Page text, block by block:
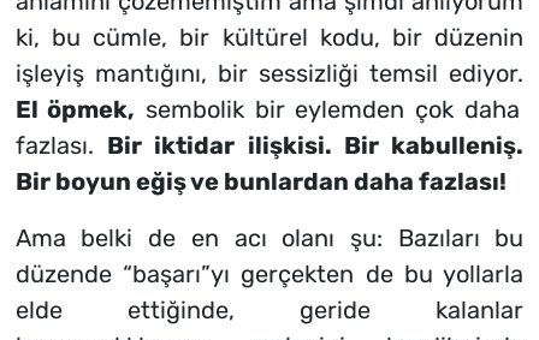
ki, bu cümle, bir kültürel kodu, bir düzenin
işleyiş mantığını, bir sessizliği temsil ediyor.
El öpmek, sembolik bir eylemden çok daha
fazlası. Bir iktidar ilişkisi. Bir kabulleniş.
Bir boyun eğiş ve bunlardan daha fazlası!
Ama belki de en acı olanı şu: Bazıları bu
düzende “başarı”yı gerçekten de bu yollarla
elde ettiğinde, geride kalanlar